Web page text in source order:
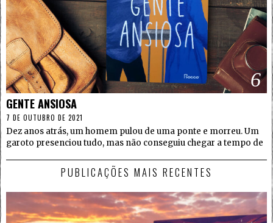
6
GENTE ANSIOSA
7 DE OUTUBRO DE 2021
Dez anos atrás, um homem pulou de uma ponte e morreu. Um
garoto presenciou tudo, mas não conseguiu chegar a tempo de
PUBLICAÇÕES MAIS RECENTES